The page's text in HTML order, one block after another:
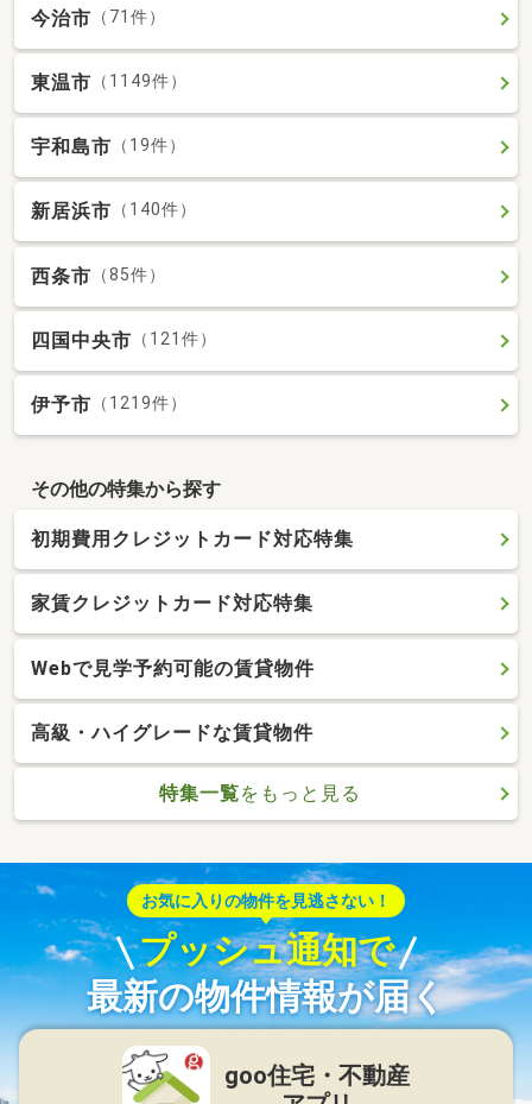
今治市 （71件）
東温市 （1149件）
宇和島市 （19件）
新居浜市 （140件）
西条市 （85件）
四国中央市 （121件）
伊予市 （1219件）
その他の特集から探す
初期費用クレジットカード対応特集
家賃クレジットカード対応特集
Webで見学予約可能の賃貸物件
高級・ハイグレードな賃貸物件
特集一覧をもっと見る
お気に入りの物件を見逃さない！
プッシュ通知で
最新の物件情報が届く
goo住宅・不動産